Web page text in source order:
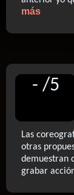
más
- /5
Las
otras
demuestran
grabar